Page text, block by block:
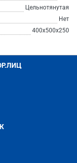
Цельнотянутая
Нет
400х500х250